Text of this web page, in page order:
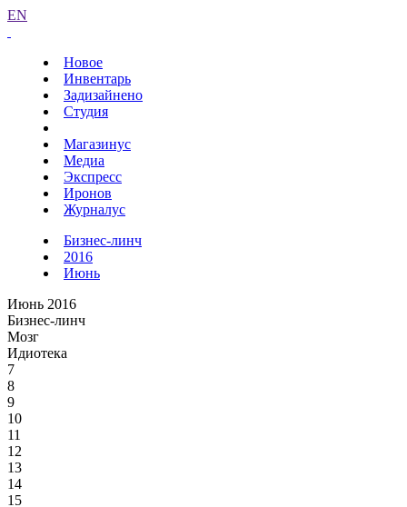
EN
Новое
Инвентарь
Задизайнено
Студия
Магазинус
Медиа
Экспресс
Иронов
Журналус
Бизнес-линч
2016
Июнь
Июнь 2016
Бизнес-линч
Мозг
Идиотека
7
8
9
10
11
12
13
14
15